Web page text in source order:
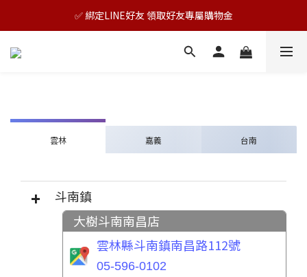
🎊TAIZAKU品牌慶：5倍回饋祭｜全年最優惠！
✅ 綁定LINE好友 領取好友專屬購物金
🎊TAIZAKU品牌慶：5倍回饋祭｜全年最優惠！
雲林 嘉義 台南
斗南鎮
大樹斗南南昌店
雲林縣斗南鎮南昌路112號
05-596-0102